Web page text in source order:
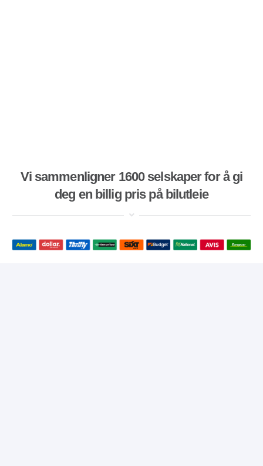
Vi sammenligner 1600 selskaper for å gi
deg en billig pris på bilutleie